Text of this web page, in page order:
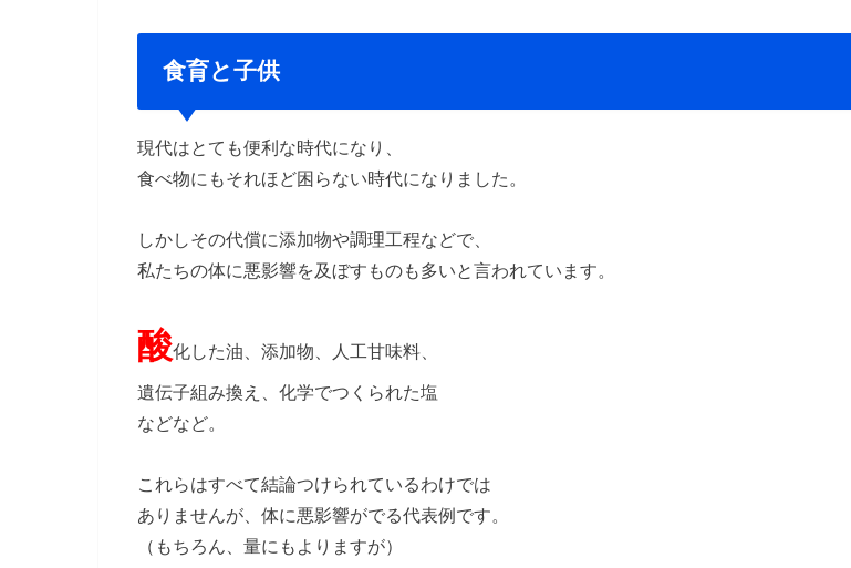
食育と子供
現代はとても便利な時代になり、
食べ物にもそれほど困らない時代になりました。
しかしその代償に添加物や調理工程などで、
私たちの体に悪影響を及ぼすものも多いと言われています。
酸化した油、添加物、人工甘味料、
遺伝子組み換え、化学でつくられた塩
などなど。
これらはすべて結論つけられているわけでは
ありませんが、体に悪影響がでる代表例です。
（もちろん、量にもよりますが）